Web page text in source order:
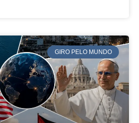
GIRO PELO MUNDO